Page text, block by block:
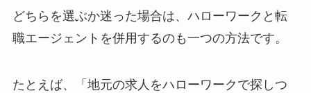
どちらを選ぶか迷った場合は、ハローワークと転
職エージェントを併用するのも一つの方法です。
たとえば、「地元の求人をハローワークで探しつ